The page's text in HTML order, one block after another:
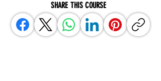
SHARE THIS COURSE